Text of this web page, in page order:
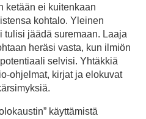
ketään ei kuitenkaan
kohtalo. Yleinen
tulisi jäädä suremaan. Laaja
heräsi vasta, kun ilmiön
selvisi. Yhtäkkiä
ohjelmat, kirjat ja elokuvat
käyttämistä